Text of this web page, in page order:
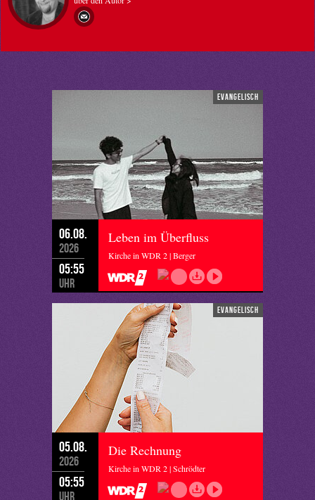
evangelisch
06.08.
2026
05:55
Uhr
Leben im Überfluss
Kirche in WDR 2 | Berger
evangelisch
05.08.
2026
05:55
Uhr
Die Rechnung
Kirche in WDR 2 | Schrödter